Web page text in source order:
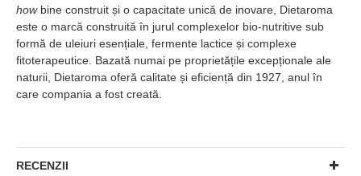
howbine construit și o capacitate unică de inovare, Dietaroma
este o marcă construită în jurul complexelor bio-nutritive sub
formă de uleiuri esențiale, fermente lactice și complexe
fitoterapeutice. Bazată numai pe proprietățile excepționale ale
naturii, Dietaroma oferă calitate și eficiență din 1927, anul în
care compania a fost creată.
RECENZII